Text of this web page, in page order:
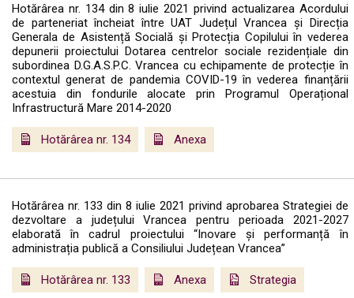
Hotărârea nr. 134 din 8 iulie 2021 privind actualizarea Acordului
de parteneriat încheiat între UAT Județul Vrancea și Direcția
Generala de Asistență Socială și Protecția Copilului în vederea
depunerii proiectului Dotarea centrelor sociale rezidențiale din
subordinea D.G.A.S.P.C. Vrancea cu echipamente de protecție în
contextul generat de pandemia COVID-19 în vederea finanțării
acestuia din fondurile alocate prin Programul Operațional
Infrastructură Mare 2014-2020
Hotărârea nr. 134 Anexa
Hotărârea nr. 133 din 8 iulie 2021 privind aprobarea Strategiei de
dezvoltare a județului Vrancea pentru perioada 2021-2027
elaborată în cadrul proiectului “Inovare și performanță în
administrația publică a Consiliului Județean Vrancea”
Hotărârea nr. 133 Anexa Strategia